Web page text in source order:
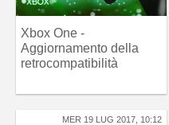
Xbox One -
Aggiornamento della
retrocompatibilità
MER 19 LUG 2017, 10:12